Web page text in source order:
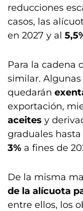
reducciones
casos, las
en 2027 y al
Para la cadena
similar.
quedarán
exportación,
aceites y
graduales
3% a fines de
De la misma
de la alícuota
entre ellos, los